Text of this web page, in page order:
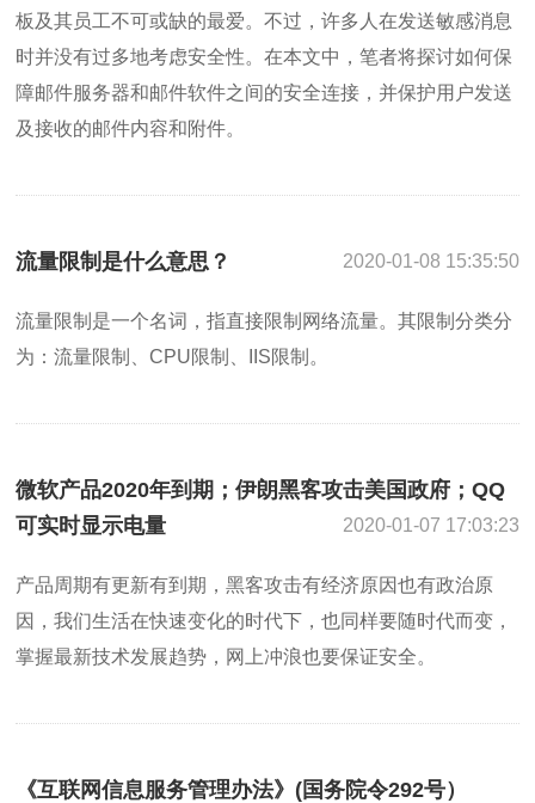
板及其员工不可或缺的最爱。不过，许多人在发送敏感消息
时并没有过多地考虑安全性。在本文中，笔者将探讨如何保
障邮件服务器和邮件软件之间的安全连接，并保护用户发送
及接收的邮件内容和附件。
流量限制是什么意思？ 2020-01-08 15:35:50
流量限制是一个名词，指直接限制网络流量。其限制分类分
为：流量限制、CPU限制、IIS限制。
微软产品2020年到期；伊朗黑客攻击美国政府；QQ
可实时显示电量
2020-01-07 17:03:23
产品周期有更新有到期，黑客攻击有经济原因也有政治原
因，我们生活在快速变化的时代下，也同样要随时代而变，
掌握最新技术发展趋势，网上冲浪也要保证安全。
《互联网信息服务管理办法》(国务院令292号）